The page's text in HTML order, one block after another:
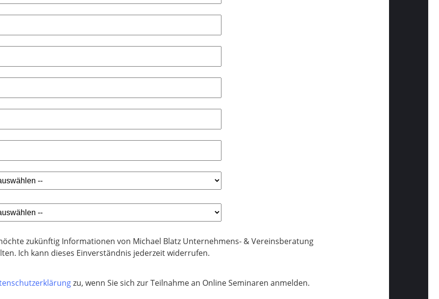
zukünftig Informationen von Michael Blatz Unternehmens- & Vereinsberatung
Ich kann dieses Einverständnis jederzeit widerrufen.
zu, wenn Sie sich zur Teilnahme an Online Seminaren anmelden.